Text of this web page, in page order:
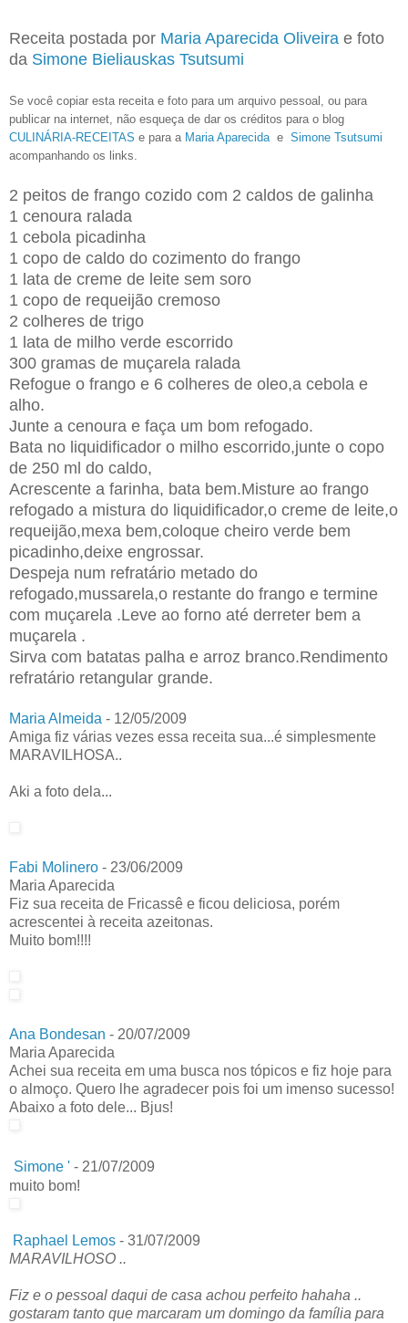
Receita postada por Maria Aparecida Oliveira e foto
da Simone Bieliauskas Tsutsumi
Se você copiar esta receita e foto para um arquivo pessoal, ou para
publicar na internet, não esqueça de dar os créditos para o blog
CULINÁRIA-RECEITAS e para a Maria Aparecida e Simone Tsutsumi
acompanhando os links.
2 peitos de frango cozido com 2 caldos de galinha
1 cenoura ralada
1 cebola picadinha
1 copo de caldo do cozimento do frango
1 lata de creme de leite sem soro
1 copo de requeijão cremoso
2 colheres de trigo
1 lata de milho verde escorrido
300 gramas de muçarela ralada
Refogue o frango e 6 colheres de oleo,a cebola e
alho.
Junte a cenoura e faça um bom refogado.
Bata no liquidificador o milho escorrido,junte o copo
de 250 ml do caldo,
Acrescente a farinha, bata bem.Misture ao frango
refogado a mistura do liquidificador,o creme de leite,o
requeijão,mexa bem,coloque cheiro verde bem
picadinho,deixe engrossar.
Despeja num refratário metado do
refogado,mussarela,o restante do frango e termine
com muçarela .Leve ao forno até derreter bem a
muçarela .
Sirva com batatas palha e arroz branco.Rendimento
refratário retangular grande.
Maria Almeida - 12/05/2009
Amiga fiz várias vezes essa receita sua...é simplesmente
MARAVILHOSA..
Aki a foto dela...
Fabi Molinero - 23/06/2009
Maria Aparecida
Fiz sua receita de Fricassê e ficou deliciosa, porém
acrescentei à receita azeitonas.
Muito bom!!!!
Ana Bondesan - 20/07/2009
Maria Aparecida
Achei sua receita em uma busca nos tópicos e fiz hoje para
o almoço. Quero lhe agradecer pois foi um imenso sucesso!
Abaixo a foto dele... Bjus!
Simone ' - 21/07/2009
muito bom!
Raphael Lemos - 31/07/2009
MARAVILHOSO ..
Fiz e o pessoal daqui de casa achou perfeito hahaha ..
gostaram tanto que marcaram um domingo da família para